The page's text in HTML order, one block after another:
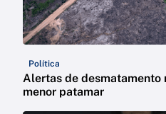
Política
Alertas de desmatamento
menor patamar